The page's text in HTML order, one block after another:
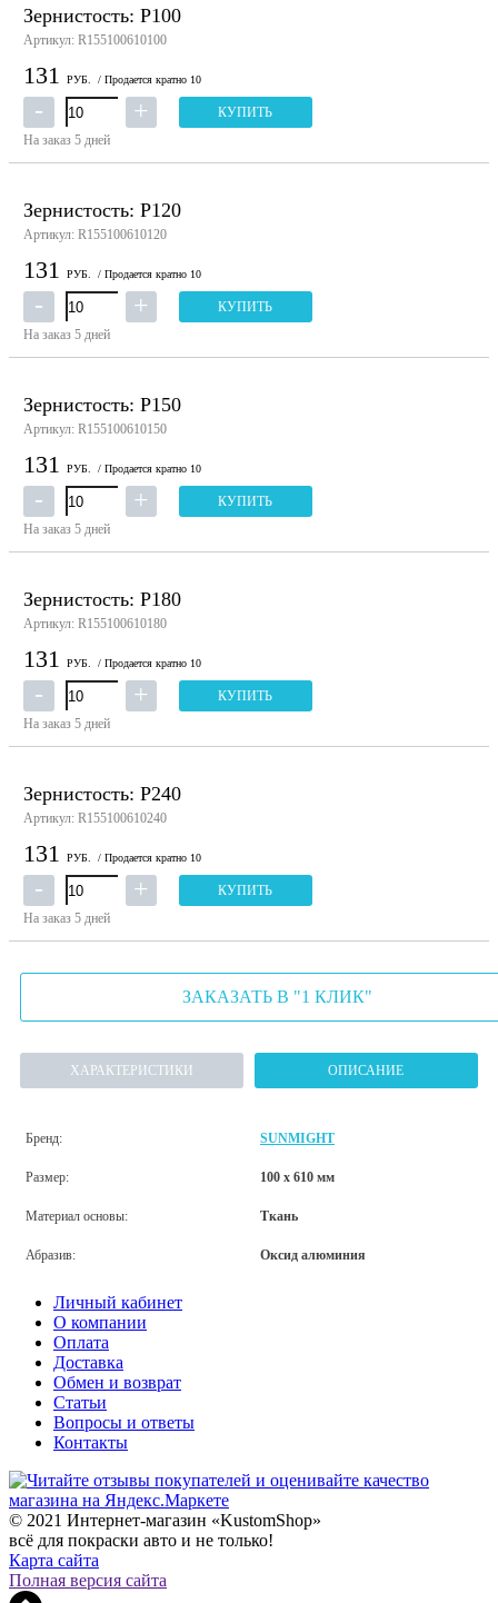
Зернистость: P100
Артикул: R155100610100
131 РУБ. / Продается кратно 10
КУПИТЬ
На заказ 5 дней
Зернистость: P120
Артикул: R155100610120
131 РУБ. / Продается кратно 10
КУПИТЬ
На заказ 5 дней
Зернистость: P150
Артикул: R155100610150
131 РУБ. / Продается кратно 10
КУПИТЬ
На заказ 5 дней
Зернистость: P180
Артикул: R155100610180
131 РУБ. / Продается кратно 10
КУПИТЬ
На заказ 5 дней
Зернистость: P240
Артикул: R155100610240
131 РУБ. / Продается кратно 10
КУПИТЬ
На заказ 5 дней
ЗАКАЗАТЬ В "1 КЛИК"
ХАРАКТЕРИСТИКИ ОПИСАНИЕ
Бренд: SUNMIGHT
Размер: 100 х 610 мм
Материал основы: Ткань
Абразив: Оксид алюминия
Личный кабинет
О компании
Оплата
Доставка
Обмен и возврат
Статьи
Вопросы и ответы
Контакты
© 2021 Интернет-магазин «KustomShop»
всё для покраски авто и не только!
Карта сайта
Полная версия сайта